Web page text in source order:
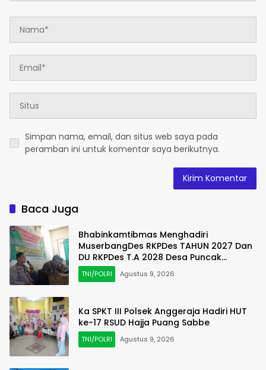
Simpan nama, email, dan situs web saya pada
peramban ini untuk komentar saya berikutnya.
Baca Juga
Bhabinkamtibmas Menghadiri
MuserbangDes RKPDes TAHUN 2027 Dan
DU RKPDes T.A 2028 Desa Puncak
Harapan
TNI/POLRI Agustus 9, 2026
Ka SPKT III Polsek Anggeraja Hadiri HUT
ke-17 RSUD Hajja Puang Sabbe
TNI/POLRI Agustus 9, 2026